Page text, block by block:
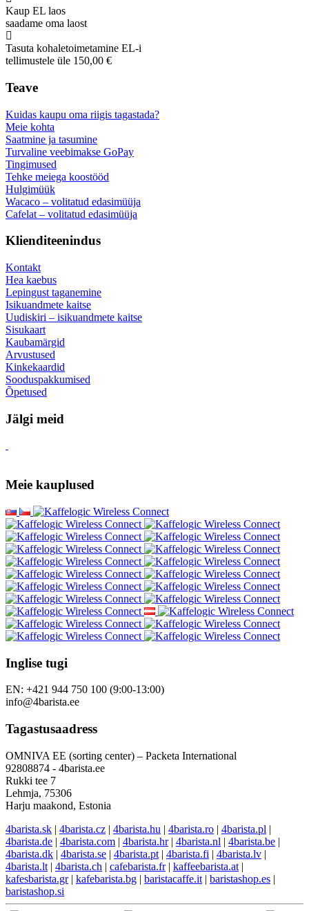
Kaup EL laos
saadame oma laost
Tasuta kohaletoimetamine EL-i
tellimustele üle 150,00 €
Teave
Kuidas kaupu oma riigis tagastada?
Meie kohta
Saatmine ja tasumine
Turvaline veebimakse GoPay
Tingimused
Tehke meiega koostööd
Hulgimüük
Wacaco – volitatud edasimüüja
Cafelat – volitatud edasimüüja
Klienditeenindus
Kontakt
Hea kaebus
Lepingust taganemine
Isikuandmete kaitse
Uudiskiri – isikuandmete kaitse
Sisukaart
Kaubamärgid
Arvustused
Kinkekaardid
Sooduspakkumised
Õpetused
Jälgi meid
Meie kauplused
Inglise tugi
EN: +421 944 750 100 (9:00-13:00)
info@4barista.ee
Tagastusaadress
OMNIVA EE (sorting center) – Packeta International
92808874 - 4barista.ee
Rukki tee 7
Lehmja, 75306
Harju maakond, Estonia
4barista.sk | 4barista.cz | 4barista.hu | 4barista.ro | 4barista.pl |
4barista.de | 4barista.com | 4barista.hr| 4barista.nl | 4barista.be |
4barista.dk | 4barista.se | 4barista.pt | 4barista.fi | 4barista.lv |
4barista.lt | 4barista.ch | cafebarista.fr| kaffeebarista.at |
kafesbarista.gr| kafebarista.bg | baristacaffe.it | baristashop.es |
baristashop.si